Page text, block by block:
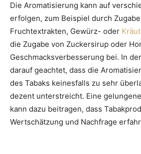
Die Aromatisierung kann auf
erfolgen, zum Beispiel durch
Fruchtextrakten, Gewürz- oder
die Zugabe von Zuckersirup oder
Geschmacksverbesserung bei. In
darauf geachtet, dass die
des Tabaks keinesfalls zu sehr
dezent unterstreicht. Eine
kann dazu beitragen, dass
Wertschätzung und Nachfrage